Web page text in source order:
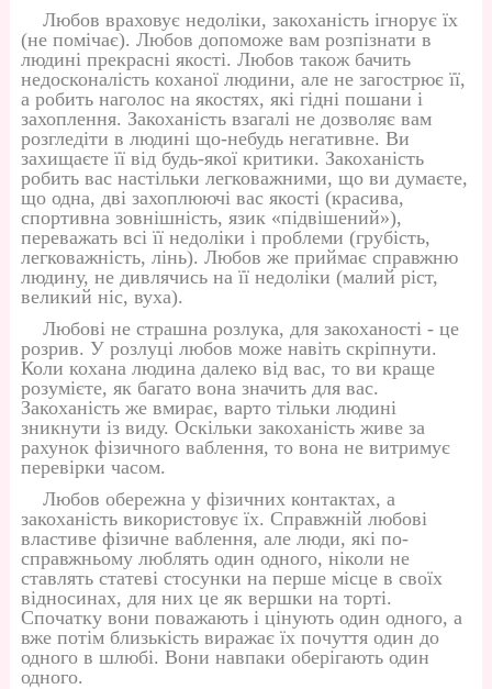
Любов враховує недоліки, закоханість ігнорує їх
(не помічає). Любов допоможе вам розпізнати в
людині прекрасні якості. Любов також бачить
недосконалість коханої людини, але не загострює її,
а робить наголос на якостях, які гідні пошани і
захоплення. Закоханість взагалі не дозволяє вам
розгледіти в людині що-небудь негативне. Ви
захищаєте її від будь-якої критики. Закоханість
робить вас настільки легковажними, що ви думаєте,
що одна, дві захоплюючі вас якості (красива,
спортивна зовнішність, язик «підвішений»),
переважать всі її недоліки і проблеми (грубість,
легковажність, лінь). Любов же приймає справжню
людину, не дивлячись на її недоліки (малий ріст,
великий ніс, вуха).
Любові не страшна розлука, для закоханості - це
розрив. У розлуці любов може навіть скріпнути.
Коли кохана людина далеко від вас, то ви краще
розумієте, як багато вона значить для вас.
Закоханість же вмирає, варто тільки людині
зникнути із виду. Оскільки закоханість живе за
рахунок фізичного ваблення, то вона не витримує
перевірки часом.
Любов обережна у фізичних контактах, а
закоханість використовує їх. Справжній любові
властиве фізичне ваблення, але люди, які по-
справжньому люблять один одного, ніколи не
ставлять статеві стосунки на перше місце в своїх
відносинах, для них це як вершки на торті.
Спочатку вони поважають і цінують один одного, а
вже потім близькість виражає їх почуття один до
одного в шлюбі. Вони навпаки оберігають один
одного.